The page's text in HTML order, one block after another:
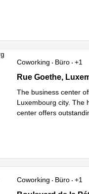
Coworking Büro
+1
5 rue Goethe,
Rue Goethe,
The business center
Luxembourg city. The
center offers
Coworking Büro
+1